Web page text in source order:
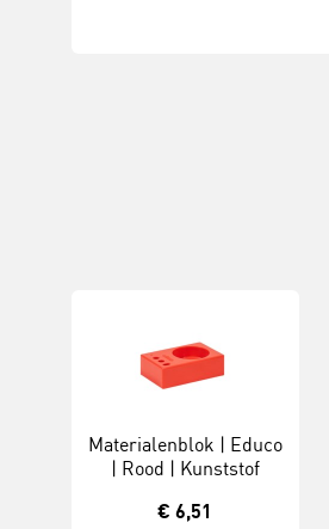
Materialenblok | Educo
| Rood | Kunststof
€ 6,51